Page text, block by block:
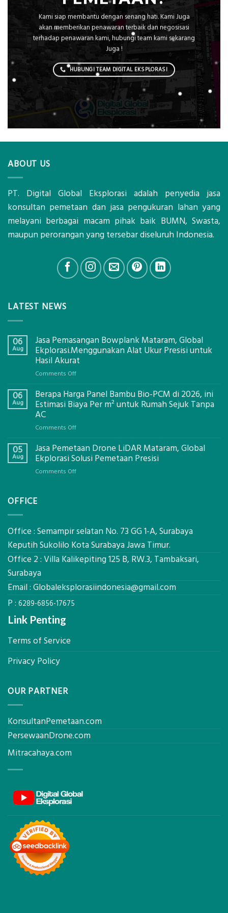
Kami siap membantu dengan senang hati. Kami Juga
akan memberikan penawaran terbaik dan negosisasi
terhadap penawaran kami, hubungi team kami sekarang
Juga !
HUBUNGI TEAM DIGITAL EKSPLORASI
ABOUT US
PT. Digital Global Eksplorasi adalah penyedia jasa
konsultan pemetaan dan jasa pengukuran lahan yang
melayani berbagai macam pihak baik BUMN, Swasta,
maupun perorangan yang tersebar diseluruh Indonesia.
LATEST NEWS
06
Aug
Jasa Pemasangan Bowplank Mataram, Global
Ekplorasi.Menggunakan Alat Ukur Presisi untuk
Hasil Akurat
Comments Offon
Pemasangan
Bowplank
Ukur
Presisi
untuk
06
Aug
Berapa Harga Panel Bambu Bio-PCM di 2026, ini
Estimasi Biaya Per m² untuk Rumah Sejuk Tanpa
AC
Comments Offon
Harga
Panel
Biaya
Per
untuk
Sejuk
Tanpa
05
Aug
Jasa Pemetaan Drone LiDAR Mataram, Global
Ekplorasi Solusi Pemetaan Presisi
Comments Offon
Global
Solusi
Pemetaan
OFFICE
Office : Semampir selatan No. 73 GG 1-A, Surabaya
Keputih Sukolilo Kota Surabaya Jawa Timur.
Office 2 : Villa Kalikepiting 125 B, RW.3, Tambaksari,
Surabaya
Email : Globaleksplorasiindonesia@gmail.com
P : 6289-6856-17675
Link Penting
Terms of Service
Privacy Policy
OUR PARTNER
KonsultanPemetaan.com
PersewaanDrone.com
Mitracahaya.com